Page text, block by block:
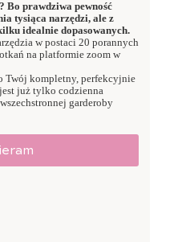
Bo prawdziwa pewność
tysiąca narzędzi, ale z
idealnie dopasowanych.
w postaci 20 porannych
na platformie zoom w
Twój kompletny, perfekcyjnie
już tylko codzienna
garderoby